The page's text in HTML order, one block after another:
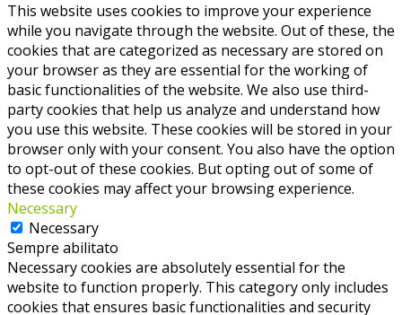
This website uses cookies to improve your experience
while you navigate through the website. Out of these, the
cookies that are categorized as necessary are stored on
your browser as they are essential for the working of
basic functionalities of the website. We also use third-
party cookies that help us analyze and understand how
you use this website. These cookies will be stored in your
browser only with your consent. You also have the option
to opt-out of these cookies. But opting out of some of
these cookies may affect your browsing experience.
Necessary
Necessary
Sempre abilitato
Necessary cookies are absolutely essential for the
website to function properly. This category only includes
cookies that ensures basic functionalities and security